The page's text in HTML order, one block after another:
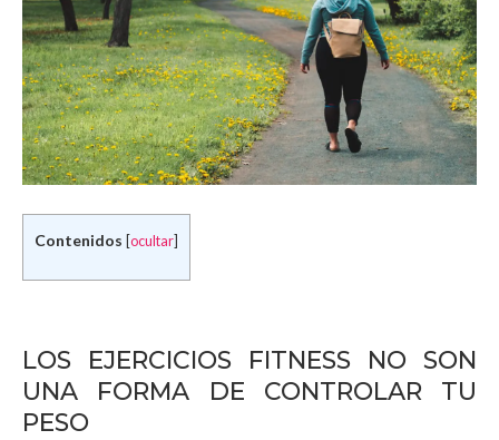
Contenidos ocultar
LOS EJERCICIOS FITNESS NO SON
UNA FORMA DE CONTROLAR TU
PESO